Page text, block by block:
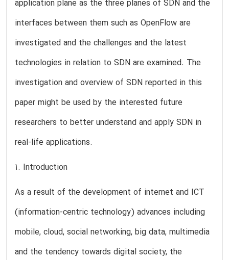
application plane as the three planes of SDN and the
interfaces between them such as OpenFlow are
investigated and the challenges and the latest
technologies in relation to SDN are examined. The
investigation and overview of SDN reported in this
paper might be used by the interested future
researchers to better understand and apply SDN in
real-life applications.
1. Introduction
As a result of the development of internet and ICT
(information-centric technology) advances including
mobile, cloud, social networking, big data, multimedia
and the tendency towards digital society, the